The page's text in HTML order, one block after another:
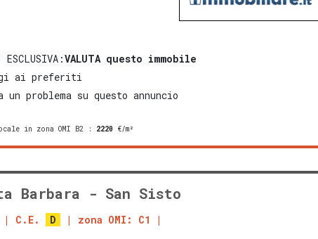
ESCLUSIVA:VALUTA questo immobile
ai preferiti
un problema su questo annuncio
in zona OMI B2 : 2220 €/m²
Barbara - San Sisto
C.E. D zona OMI: C1